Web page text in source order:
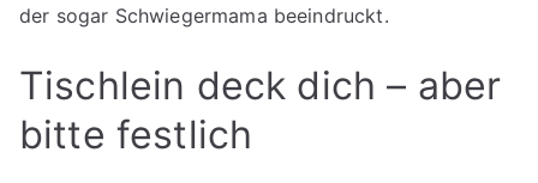
der sogar Schwiegermama beeindruckt.
Tischlein deck dich – aber
bitte festlich